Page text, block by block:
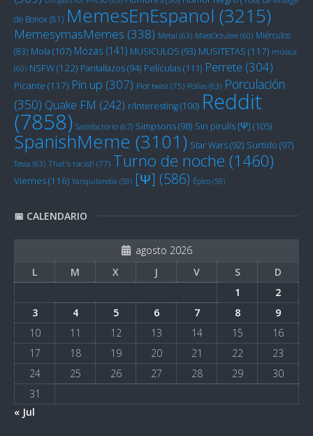
de Bonox(81) MemesEnEspanol (3215)
MemesymasMemes (338) Metal (63) MiedOctubre (60) Miérculos
(83) Mola (107) Mozas (141) MUSICULOS (93) MUSITETAS (117) música
(60) NSFW(122) Pantallazos(94) Películas(111) Perrete (304)
Picante (117) Pin up (307) Plot twist (75) Pollas (63) Porculación
(350) Quake FM (242) r/Interesting(100) Reddit
(7858) Satisfactorio (67) Simpsons(98) Sin pirulís [Ψ] (105)
SpanishMeme (3101) Star Wars(92) Surtido (97)
Tessa (63) That's racist! (77) Turno de noche (1460)
Viernes(116) Yanquilandia (59) [Ψ] (586) Épico (59)
📅 CALENDARIO
agosto 2026
L
M X J V S
D
1
2
3
4 5 6 7 8
9
10
11 12 13 14 15
16
17
18 19 20 21 22
23
24
25 26 27 28 29
30
31
« Jul